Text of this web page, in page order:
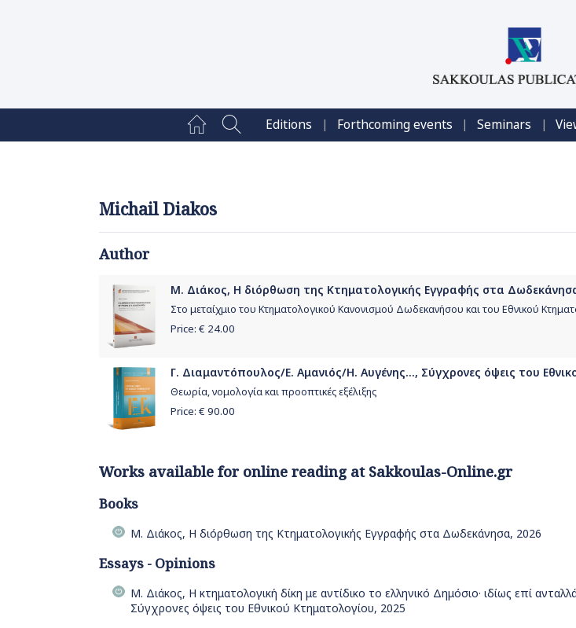
Editions | Forthcoming events | Seminars |
Michail Diakos
Author
Μ. Διάκος, Η διόρθωση της Κτηματολογικής Εγγραφής στα
Στο μεταίχμιο του Κτηματολογικού Κανονισμού Δωδεκανήσου και του Εθνικού
Price: € 24.00
Γ. Διαμαντόπουλος/Ε. Αμανιός/Η. Αυγένης..., Σύγχρονες όψεις του
Θεωρία, νομολογία και προοπτικές εξέλιξης
Price: € 90.00
Works available for online reading at Sakkoulas-Online.gr
Books
Μ. Διάκος, Η διόρθωση της Κτηματολογικής Εγγραφής στα Δωδεκάνησα, 2026
Essays - Opinions
Μ. Διάκος, Η κτηματολογική δίκη με αντίδικο το ελληνικό Δημόσιο· ιδίως επί
Σύγχρονες όψεις του Εθνικού Κτηματολογίου, 2025